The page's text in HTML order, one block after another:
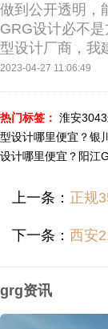
做到公开透明，
GRG设计必不
型设计厂商，我
2023-04-27 11:06:49
热门标签： 淮安
型设计哪里便宜？银
设计哪里便宜？ 阳江
上一条： 正规
下一条： 西安
grg资讯